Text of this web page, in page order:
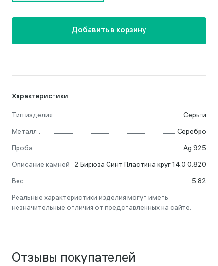
Характеристики
Тип изделия
Серьги
Металл
Серебро
Проба
Ag 925
Описание камней
2 Бирюза Синт Пластина круг 14.0 0.820
Вес
5.82
Реальные характеристики изделия могут иметь
незначительные отличия от представленных на сайте.
Добавить в корзину
Отзывы покупателей